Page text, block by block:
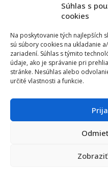
Súhlas s
cookies
Na poskytovanie tých najlepších
sú súbory cookies na ukladanie
zariadení. Súhlas s týmito
údaje, ako je správanie pri
stránke. Nesúhlas alebo
určité vlastnosti a funkcie.
FEVA Slovakia SK s.r.o.
831 04 Bratislava
IČO: 50922688
DIČ: 2120539388
IČ DPH: SK2120539388
Po – Pia: 8:00 – 16:30